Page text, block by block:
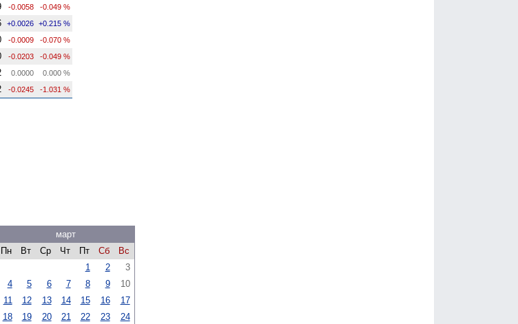
-0.0058 -0.049 %
+0.0026 +0.215 %
-0.0009 -0.070 %
-0.0203 -0.049 %
0.0000 0.000 %
-0.0245 -1.031 %
март
Пн
Вт Ср Чт Пт Сб
Вс
1
2
3
4
5 6 7 8 9
10
11
12 13 14 15 16
17
18
19 20 21 22 23
24